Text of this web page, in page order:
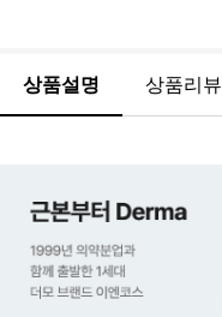
상품설명 상품리뷰